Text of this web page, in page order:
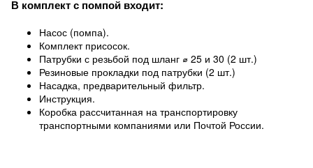
В комплект с помпой входит:
Насос (помпа).
Комплект присосок.
Патрубки с резьбой под шланг ⌀ 25 и 30 (2 шт.)
Резиновые прокладки под патрубки (2 шт.)
Насадка, предварительный фильтр.
Инструкция.
Коробка рассчитанная на транспортировку
транспортными компаниями или Почтой России.